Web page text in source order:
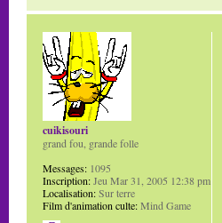
cuikisouri
grand fou, grande folle
Messages: 1095
Inscription:Jeu Mar 31, 2005 12:38 pm
Localisation:Sur terre
Film d'animation culte:Mind Game